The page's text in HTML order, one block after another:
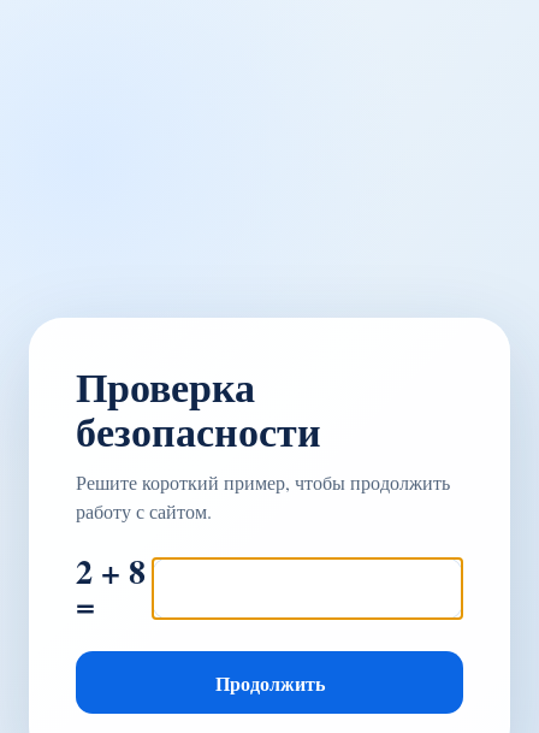
Проверка
безопасности
Решите короткий пример, чтобы продолжить
работу с сайтом.
2 + 8
=
Продолжить